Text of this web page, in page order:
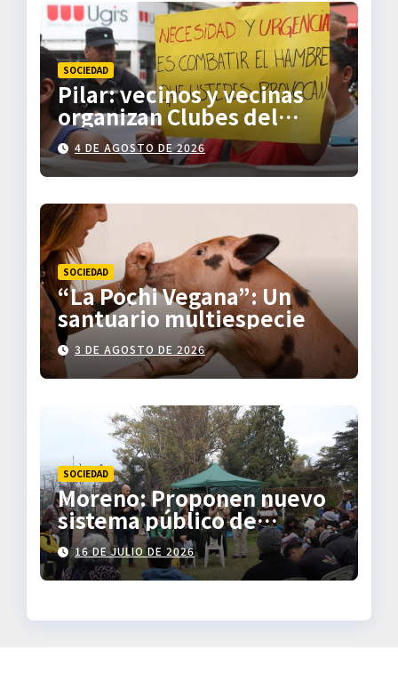
SOCIEDAD
Pilar: vecinos y vecinas
organizan Clubes del
Trueque
4 DE AGOSTO DE 2026
SOCIEDAD
“La Pochi Vegana”: Un
santuario multiespecie
3 DE AGOSTO DE 2026
SOCIEDAD
Moreno: Proponen nuevo
sistema público de
transporte
16 DE JULIO DE 2026